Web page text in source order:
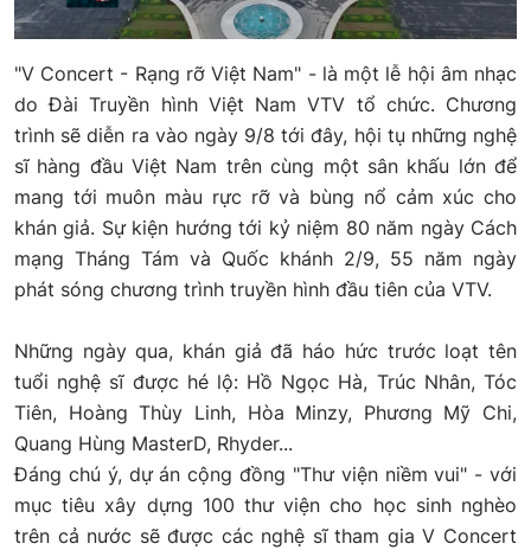
"V Concert - Rạng rỡ Việt Nam" - là một lễ hội âm nhạc
do Đài Truyền hình Việt Nam VTV tổ chức. Chương
trình sẽ diễn ra vào ngày 9/8 tới đây, hội tụ những nghệ
sĩ hàng đầu Việt Nam trên cùng một sân khấu lớn để
mang tới muôn màu rực rỡ và bùng nổ cảm xúc cho
khán giả. Sự kiện hướng tới kỷ niệm 80 năm ngày Cách
mạng Tháng Tám và Quốc khánh 2/9, 55 năm ngày
phát sóng chương trình truyền hình đầu tiên của VTV.
Những ngày qua, khán giả đã háo hức trước loạt tên
tuổi nghệ sĩ được hé lộ: Hồ Ngọc Hà, Trúc Nhân, Tóc
Tiên, Hoàng Thùy Linh, Hòa Minzy, Phương Mỹ Chi,
Quang Hùng MasterD, Rhyder...
Đáng chú ý, dự án cộng đồng "Thư viện niềm vui" - với
mục tiêu xây dựng 100 thư viện cho học sinh nghèo
trên cả nước sẽ được các nghệ sĩ tham gia V Concert